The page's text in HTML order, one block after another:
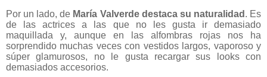
Por un lado, de María Valverde destaca su naturalidad . Es
de las actrices a las que no les gusta ir demasiado
maquillada y, aunque en las alfombras rojas nos ha
sorprendido muchas veces con vestidos largos, vaporoso y
súper glamurosos, no le gusta recargar sus looks con
demasiados accesorios.